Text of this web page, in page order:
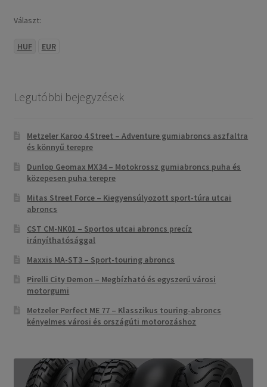
Választ:
HUF EUR
Legutóbbi bejegyzések
Metzeler Karoo 4 Street – Adventure gumiabroncs aszfaltra
és könnyű terepre
Dunlop Geomax MX34 – Motokrossz gumiabroncs puha és
közepesen puha terepre
Mitas Street Force – Kiegyensúlyozott sport-túra utcai
abroncs
CST CM-NK01 – Sportos utcai abroncs precíz
irányíthatósággal
Maxxis MA-ST3 – Sport-touring abroncs
Pirelli City Demon – Megbízható és egyszerű városi
motorgumi
Metzeler Perfect ME 77 – Klasszikus touring-abroncs
kényelmes városi és országúti motorozáshoz